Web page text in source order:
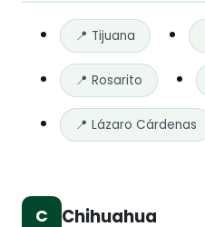
📍 Tijuana
📍 Rosarito
📍 Lázaro Cárdenas
C Chihuahua